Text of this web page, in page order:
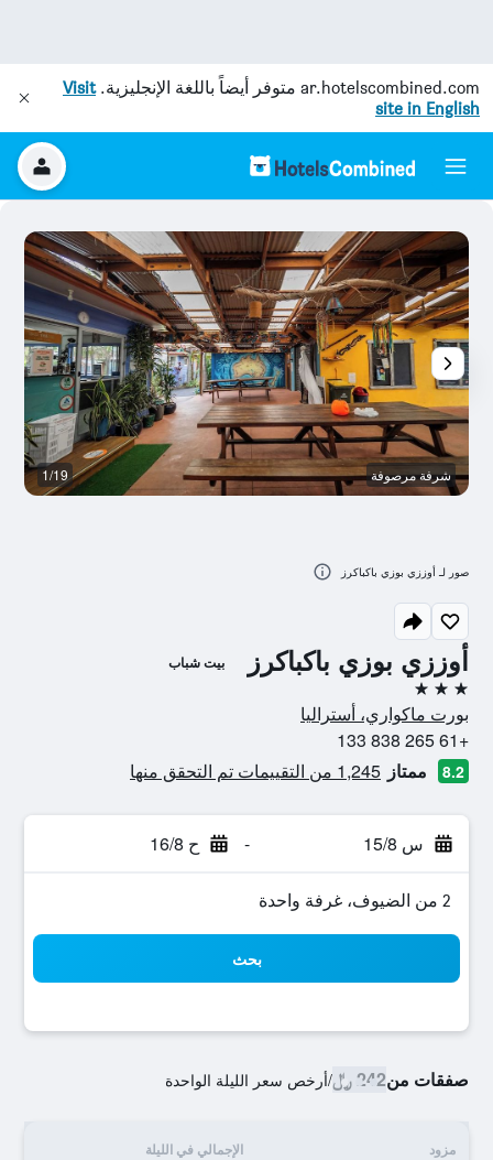
ar.hotelscombined.com متوفر أيضاً باللغة الإنجليزية.Visit
site in English
أوززي بوزي باكباكرز بيت شباب
3 نجوم
بورت ماكواري، أستراليا
+61 265 838 133
8.2 ممتاز 1,245 من التقييمات تم التحقق منها
س 15/8 - ح 16/8
2 من الضيوف، غرفة واحدة
بحث
صفقات من242 ﷼ /أرخص سعر الليلة الواحدة
مزود الإجمالي في الليلة
شرفة مرصوفة 1/19
صور لـ أوززي بوزي باكباكرز